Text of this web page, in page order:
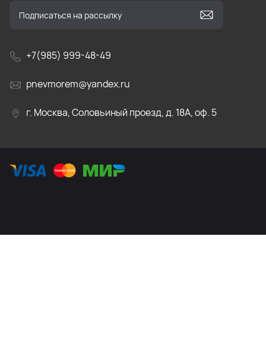
+7(985) 999-48-49
pnevmorem@yandex.ru
г. Москва, Соловьиный проезд, д. 18А, оф. 5